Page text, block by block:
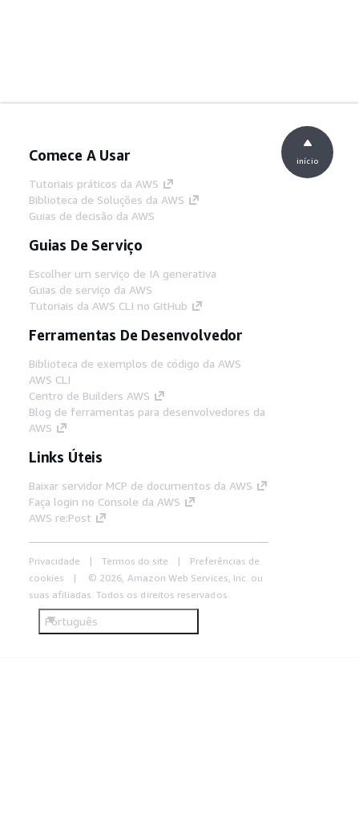
Comece A Usar
Tutoriais práticos da AWS
Biblioteca de Soluções da AWS
Guias de decisão da AWS
Guias De Serviço
Escolher um serviço de IA generativa
Guias de serviço da AWS
Tutoriais da AWS CLI no GitHub
Ferramentas De Desenvolvedor
Biblioteca de exemplos de código da AWS
AWS CLI
Centro de Builders AWS
Blog de ferramentas para desenvolvedores da
AWS
Links Úteis
Baixar servidor MCP de documentos da AWS
Faça login no Console da AWS
AWS re:Post
Privacidade Termos do site
Preferências de
cookies
© 2026, Amazon Web Services, Inc. ou
suas afiliadas. Todos os direitos reservados.
Português
início